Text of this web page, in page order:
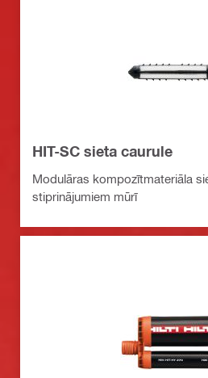
HIT-SC sieta caurule
Modulāras kompozītmateriāla
stiprinājumiem mūrī